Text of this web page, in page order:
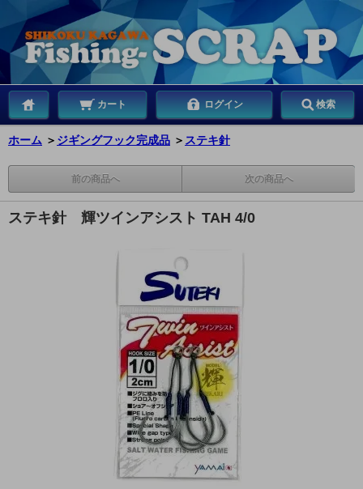
カート ログイン 検索
ホーム ＞ ジギングフック完成品 ＞ ステキ針
前の商品へ 次の商品へ
ステキ針 輝ツインアシスト TAH 4/0